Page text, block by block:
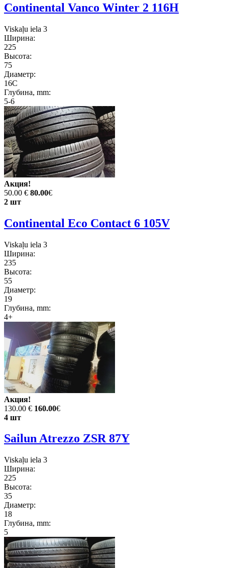
Continental Vanco Winter 2 116H
Viskaļu iela 3
Ширина:
225
Высота:
75
Диаметр:
16C
Глубина, mm:
5-6
Акция!
50.00 € 80.00€
2 шт
Continental Eco Contact 6 105V
Viskaļu iela 3
Ширина:
235
Высота:
55
Диаметр:
19
Глубина, mm:
4+
Акция!
130.00 € 160.00€
4 шт
Sailun Atrezzo ZSR 87Y
Viskaļu iela 3
Ширина:
225
Высота:
35
Диаметр:
18
Глубина, mm:
5